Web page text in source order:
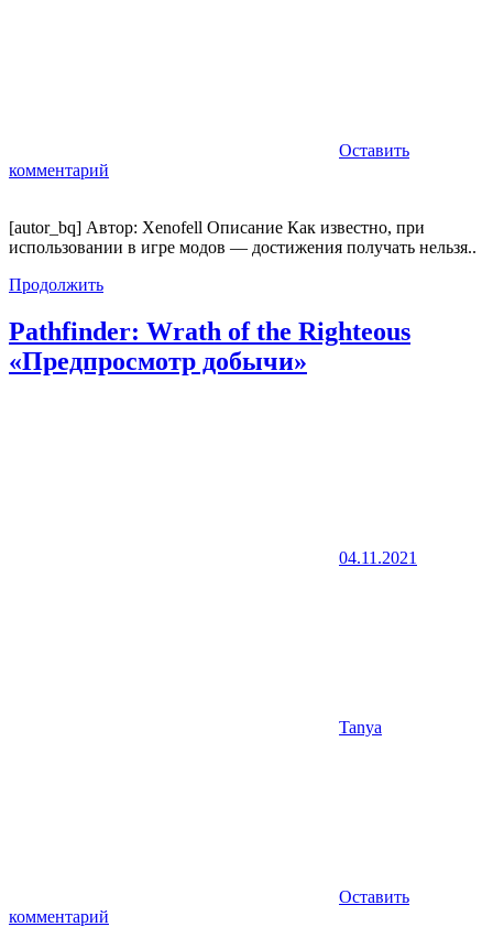
Оставить
комментарий
[autor_bq] Автор: Xenofell Описание Как известно, при
использовании в игре модов — достижения получать нельзя..
Продолжить
Pathfinder: Wrath of the Righteous
«Предпросмотр добычи»
04.11.2021
Tanya
Оставить
комментарий